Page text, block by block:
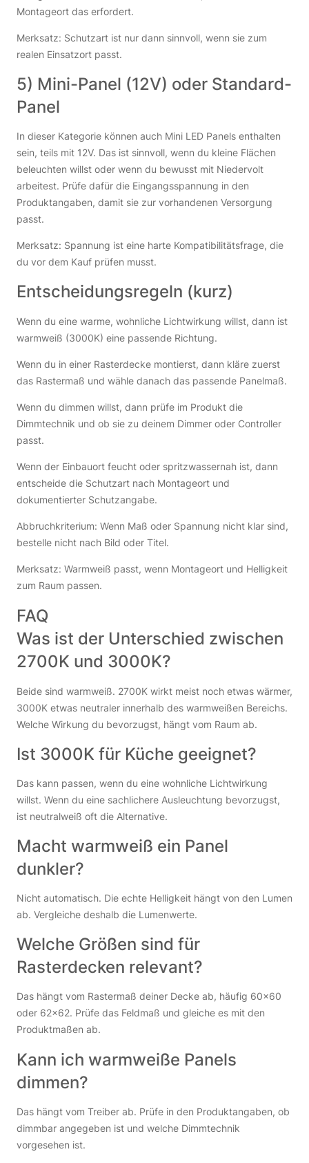
Montageort das erfordert.
Merksatz: Schutzart ist nur dann sinnvoll, wenn sie zum
realen Einsatzort passt.
5) Mini-Panel (12V) oder Standard-
Panel
In dieser Kategorie können auch Mini LED Panels enthalten
sein, teils mit 12V. Das ist sinnvoll, wenn du kleine Flächen
beleuchten willst oder wenn du bewusst mit Niedervolt
arbeitest. Prüfe dafür die Eingangsspannung in den
Produktangaben, damit sie zur vorhandenen Versorgung
passt.
Merksatz: Spannung ist eine harte Kompatibilitätsfrage, die
du vor dem Kauf prüfen musst.
Entscheidungsregeln (kurz)
Wenn du eine warme, wohnliche Lichtwirkung willst, dann ist
warmweiß (3000K) eine passende Richtung.
Wenn du in einer Rasterdecke montierst, dann kläre zuerst
das Rastermaß und wähle danach das passende Panelmaß.
Wenn du dimmen willst, dann prüfe im Produkt die
Dimmtechnik und ob sie zu deinem Dimmer oder Controller
passt.
Wenn der Einbauort feucht oder spritzwassernah ist, dann
entscheide die Schutzart nach Montageort und
dokumentierter Schutzangabe.
Abbruchkriterium: Wenn Maß oder Spannung nicht klar sind,
bestelle nicht nach Bild oder Titel.
Merksatz: Warmweiß passt, wenn Montageort und Helligkeit
zum Raum passen.
FAQ
Was ist der Unterschied zwischen
2700K und 3000K?
Beide sind warmweiß. 2700K wirkt meist noch etwas wärmer,
3000K etwas neutraler innerhalb des warmweißen Bereichs.
Welche Wirkung du bevorzugst, hängt vom Raum ab.
Ist 3000K für Küche geeignet?
Das kann passen, wenn du eine wohnliche Lichtwirkung
willst. Wenn du eine sachlichere Ausleuchtung bevorzugst,
ist neutralweiß oft die Alternative.
Macht warmweiß ein Panel
dunkler?
Nicht automatisch. Die echte Helligkeit hängt von den Lumen
ab. Vergleiche deshalb die Lumenwerte.
Welche Größen sind für
Rasterdecken relevant?
Das hängt vom Rastermaß deiner Decke ab, häufig 60×60
oder 62×62. Prüfe das Feldmaß und gleiche es mit den
Produktmaßen ab.
Kann ich warmweiße Panels
dimmen?
Das hängt vom Treiber ab. Prüfe in den Produktangaben, ob
dimmbar angegeben ist und welche Dimmtechnik
vorgesehen ist.